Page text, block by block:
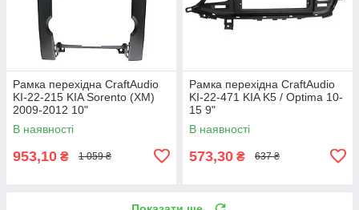
Рамка перехідна CraftAudio
KI-22-215 KIA Sorento (XM)
2009-2012 10"
В наявності
953,10 ₴ 1 059 ₴
Рамка перехідна CraftAudio
KI-22-471 KIA K5 / Optima 10-
15 9"
В наявності
573,30 ₴ 637 ₴